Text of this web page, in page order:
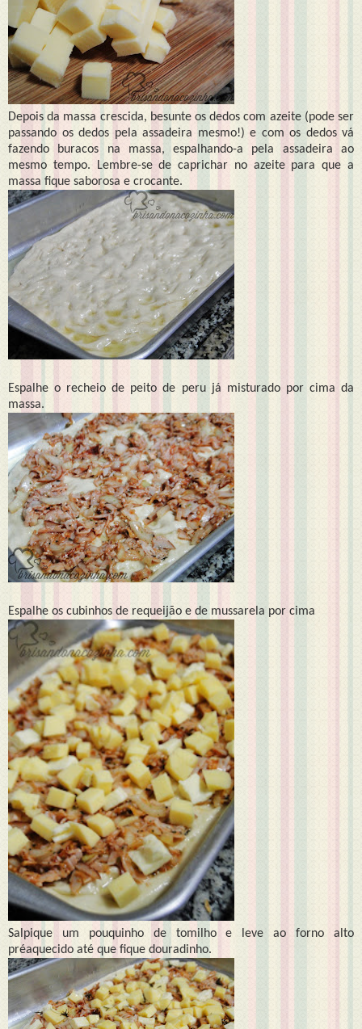
Depois da massa crescida, besunte os dedos com azeite (pode ser
passando os dedos pela assadeira mesmo!) e com os dedos vá
fazendo buracos na massa, espalhando-a pela assadeira ao
mesmo tempo. Lembre-se de caprichar no azeite para que a
massa fique saborosa e crocante.
Espalhe o recheio de peito de peru já misturado por cima da
massa.
Espalhe os cubinhos de requeijão e de mussarela por cima
Salpique um pouquinho de tomilho e leve ao forno alto
préaquecido até que fique douradinho.